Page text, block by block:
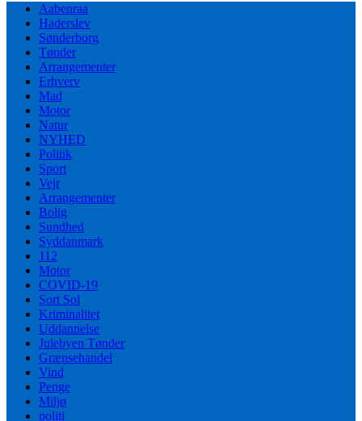
Aabenraa
Haderslev
Sønderborg
Tønder
Arrangementer
Erhverv
Mad
Motor
Natur
NYHED
Politik
Sport
Vejr
Arrangementer
Bolig
Sundhed
Syddanmark
112
Motor
COVID-19
Sort Sol
Kriminalitet
Uddannelse
Julebyen Tønder
Grænsehandel
Vind
Penge
Miljø
politi